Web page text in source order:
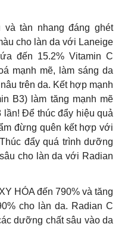
tàn nhang đáng ghét
cho làn da với Laneige
đến 15.2% Vitamin C
mạnh mẽ, làm sáng da
trên da. Kết hợp mạnh
B3) làm tăng mạnh mẽ
lần! Để thúc đẩy hiệu quả
đừng quên kết hợp với
đẩy quá trình dưỡng
cho làn da với Radian
HÓA đến 790% và tăng
cho làn da. Radian C
dưỡng chất sâu vào da